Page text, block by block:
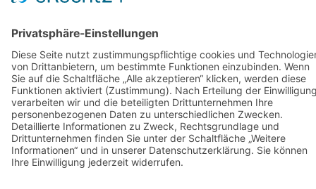
ADRESSE
Dr. Hans
Lechnerstraße
6
KONTAKT
+43 662
852 396
office@arsenal15.at
KATEGORIEN
Langwaffen
Kurzwaffen
Munition
RECHTLICHES
Impressum
Datenschutzerklärung